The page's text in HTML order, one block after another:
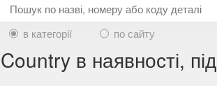
в категорії по сайту
в наявності, під